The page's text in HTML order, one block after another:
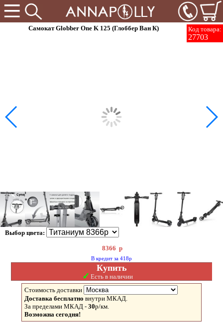
Код товара:
27703
Самокат Globber One K 125 (Глоббер Ван К)
Выбор цвета:
8366 р
В кредит за 418р
Купить
✓ Есть в наличии
Стоимость доставки
Доставка бесплатно внутри МКАД.
За пределами МКАД - 30р/км.
Возможна сегодня!